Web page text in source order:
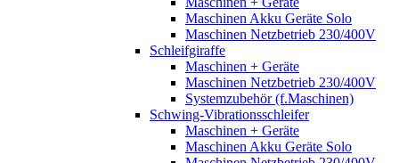
Maschinen Akku Geräte Solo
Maschinen Netzbetrieb 230/400V
Schleifgiraffe
Maschinen + Geräte
Maschinen Netzbetrieb 230/400V
Systemzubehör (f.Maschinen)
Schwing-Vibrationsschleifer
Maschinen + Geräte
Maschinen Akku Geräte Solo